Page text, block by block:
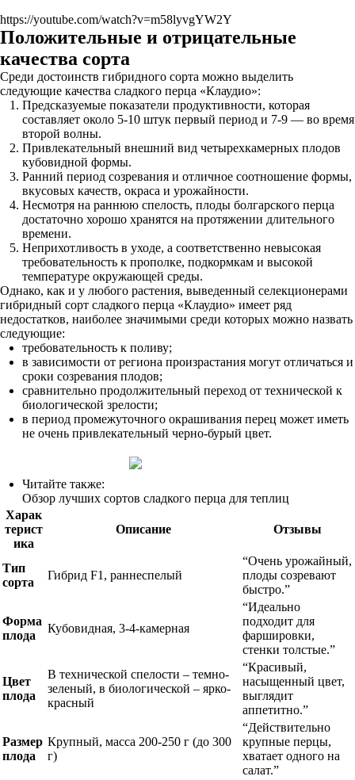
https://youtube.com/watch?v=m58lyvgYW2Y
Положительные и отрицательные
качества сорта
Среди достоинств гибридного сорта можно выделить
следующие качества сладкого перца «Клаудио»:
Предсказуемые показатели продуктивности, которая
составляет около 5-10 штук первый период и 7-9 — во время
второй волны.
Привлекательный внешний вид четырехкамерных плодов
кубовидной формы.
Ранний период созревания и отличное соотношение формы,
вкусовых качеств, окраса и урожайности.
Несмотря на раннюю спелость, плоды болгарского перца
достаточно хорошо хранятся на протяжении длительного
времени.
Неприхотливость в уходе, а соответственно невысокая
требовательность к прополке, подкормкам и высокой
температуре окружающей среды.
Однако, как и у любого растения, выведенный селекционерами
гибридный сорт сладкого перца «Клаудио» имеет ряд
недостатков, наиболее значимыми среди которых можно назвать
следующие:
требовательность к поливу;
в зависимости от региона произрастания могут отличаться и
сроки созревания плодов;
сравнительно продолжительный переход от технической к
биологической зрелости;
в период промежуточного окрашивания перец может иметь
не очень привлекательный черно-бурый цвет.
Читайте также:
Обзор лучших сортов сладкого перца для теплиц
Харак
терист
ика
Описание Отзывы
Тип
сорта
Гибрид F1, раннеспелый
“Очень урожайный,
плоды созревают
быстро.”
Форма
плода
Кубовидная, 3-4-камерная
“Идеально
подходит для
фаршировки,
стенки толстые.”
Цвет
плода
В технической спелости – темно-
зеленый, в биологической – ярко-
красный
“Красивый,
насыщенный цвет,
выглядит
аппетитно.”
Размер
плода
Крупный, масса 200-250 г (до 300
г)
“Действительно
крупные перцы,
хватает одного на
салат.”